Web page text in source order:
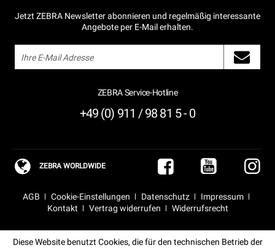
Jetzt ZEBRA Newsletter abonnieren und regelmäßig interessante
Angebote per E-Mail erhalten.
ZEBRA Service-Hotline
+49 (0) 911 / 98 81 5 - 0
ZEBRA WORLDWIDE
AGB Cookie-Einstellungen Datenschutz
Impressum
Kontakt
Vertrag widerrufen Widerrufsrecht
Diese Website benutzt Cookies, die für den technischen Betrieb der